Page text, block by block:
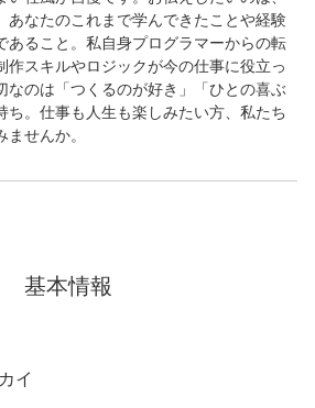
あなたのこれまで学んできたことや経験
あること。私自身プログラマーからの転
作スキルやロジックが今の仕事に役立っ
なのは「つくるのが好き」「ひとの喜ぶ
ち。仕事も人生も楽しみたい方、私たち
せんか。
基本情報
イ